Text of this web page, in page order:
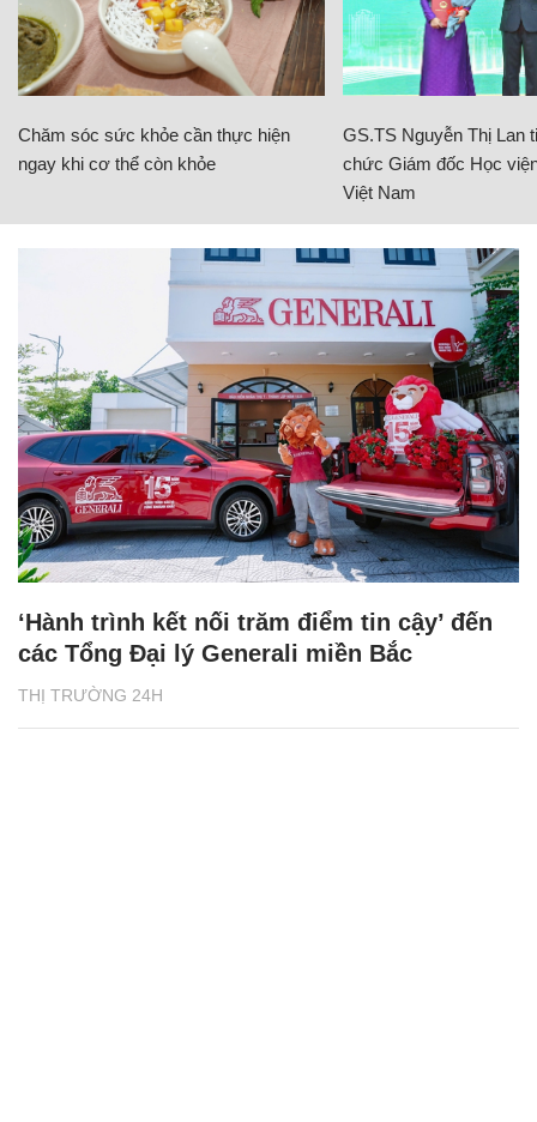
Chăm sóc sức khỏe cần thực hiện
ngay khi cơ thể còn khỏe
GS.TS Nguyễn Thị Lan
chức Giám đốc Học
Việt Nam
THỊ TRƯỜNG 24H
‘Hành trình kết nối trăm điểm tin cậy’ đến
các Tổng Đại lý Generali miền Bắc